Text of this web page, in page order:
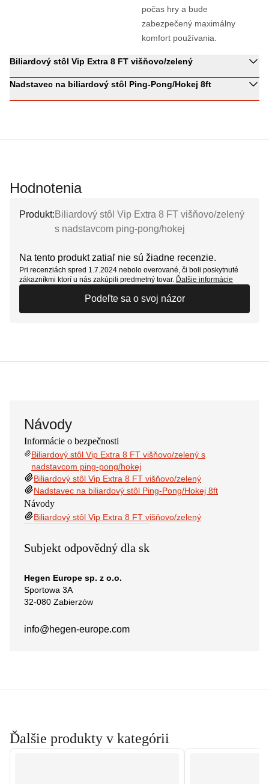
počas hry a bude
zabezpečený maximálny
komfort používania.
Biliardový stôl Vip Extra 8 FT višňovo/zelený
Nadstavec na biliardový stôl Ping-Pong/Hokej 8ft
Hodnotenia
Produkt: Biliardový stôl Vip Extra 8 FT višňovo/zelený
s nadstavcom ping-pong/hokej
Na tento produkt zatiaľ nie sú žiadne recenzie.
Pri recenziách spred 1.7.2024 nebolo overované, či boli poskytnuté
zákazníkmi ktorí u nás zakúpili predmetný tovar. Ďalšie informácie
Podeľte sa o svoj názor
Návody
Informácie o bezpečnosti
Biliardový stôl Vip Extra 8 FT višňovo/zelený s
nadstavcom ping-pong/hokej
Biliardový stôl Vip Extra 8 FT višňovo/zelený
Nadstavec na biliardový stôl Ping-Pong/Hokej 8ft
Návody
Biliardový stôl Vip Extra 8 FT višňovo/zelený
Subjekt odpovědný dla sk
Hegen Europe sp. z o.o.
Sportowa 3A
32-080 Zabierzów
info@hegen-europe.com
Ďalšie produkty v kategórii